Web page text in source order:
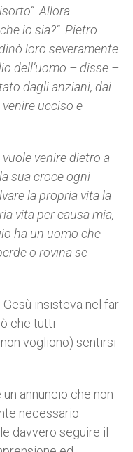
Allora
io sia?”. Pietro
loro severamente
dell’uomo – disse –
dagli anziani, dai
ucciso e
venire dietro a
sua croce ogni
la propria vita la
vita per causa mia,
ha un uomo che
o rovina se
insisteva nel far
che tutti
vogliono) sentirsi
annuncio che non
necessario
davvero seguire il